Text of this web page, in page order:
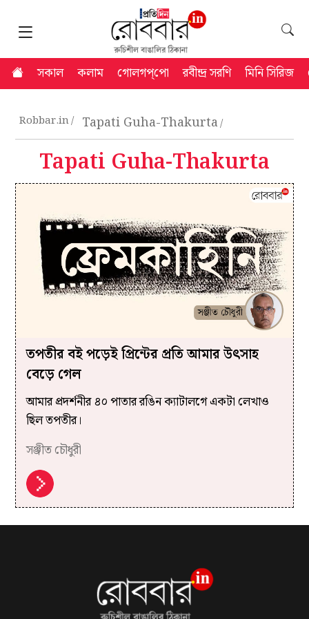
সকাল কলাম গোলগপ্‌পো রবীন্দ্র সরণি মিনি সিরিজ
Robbar.in Tapati Guha-Thakurta
Tapati Guha-Thakurta
তপতীর বই পড়েই প্রিন্টের প্রতি আমার উৎসাহ
বেড়ে গেল
আমার প্রদর্শনীর ৪০ পাতার রঙিন ক্যাটালগে একটা লেখাও
ছিল তপতীর।
সঞ্জীত চৌধুরী